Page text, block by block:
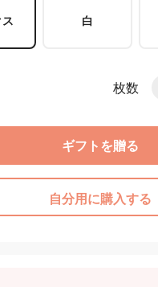
白
枚数
ギフトを贈る
自分用に購入する